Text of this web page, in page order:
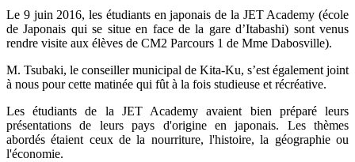
Le 9 juin 2016, les étudiants en japonais de la JET Academy (école
de Japonais qui se situe en face de la gare d’Itabashi) sont venus
rendre visite aux élèves de CM2 Parcours 1 de Mme Dabosville).
M. Tsubaki, le conseiller municipal de Kita-Ku, s’est également joint
à nous pour cette matinée qui fût à la fois studieuse et récréative.
Les étudiants de la JET Academy avaient bien préparé leurs
présentations de leurs pays d'origine en japonais. Les thèmes
abordés étaient ceux de la nourriture, l'histoire, la géographie ou
l'économie.